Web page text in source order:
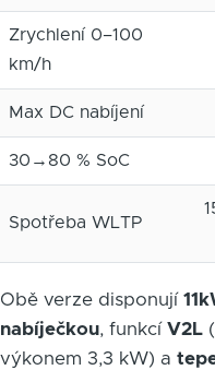
Zrychlení 0–100
km/h
Max DC nabíjení
30→80 % SoC
Spotřeba WLTP
Obě verze disponují
nabíječkou, funkcí V2L
výkonem 3,3 kW) a